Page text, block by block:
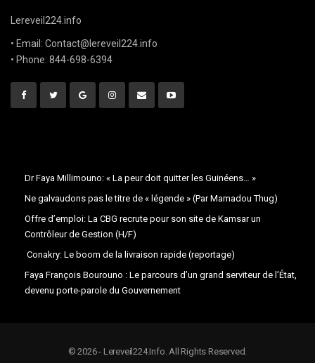
Lereveil224.info
• Email: Contact@lereveil224.info
• Phone: 844-698-6394
Dr Faya Millimouno: « La peur doit quitter les Guinéens… »
Ne galvaudons pas le titre de « légende » (Par Mamadou Thug)
Offre d’emploi: La CBG recrute pour son site de Kamsar un
Contrôleur de Gestion (H/F)
Conakry: Le boom de la livraison rapide (reportage)
Faya François Bourouno : Le parcours d’un grand serviteur de l’État,
devenu porte-parole du Gouvernement
© 2026 - Lereveil224.Info. All Rights Reserved.